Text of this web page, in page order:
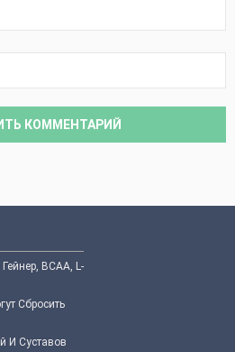
ВСАА, L-
Сбросить
И Суставов